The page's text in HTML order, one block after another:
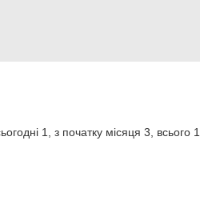
1, з початку місяця 3, всього